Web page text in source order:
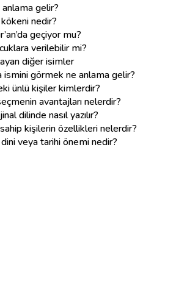
anlama gelir?
nedir?
geçiyor mu?
verilebilir mi?
diğer isimler
ismini görmek ne anlama gelir?
ünlü kişiler kimlerdir?
avantajları nelerdir?
dilinde nasıl yazılır?
kişilerin özellikleri nelerdir?
veya tarihi önemi nedir?